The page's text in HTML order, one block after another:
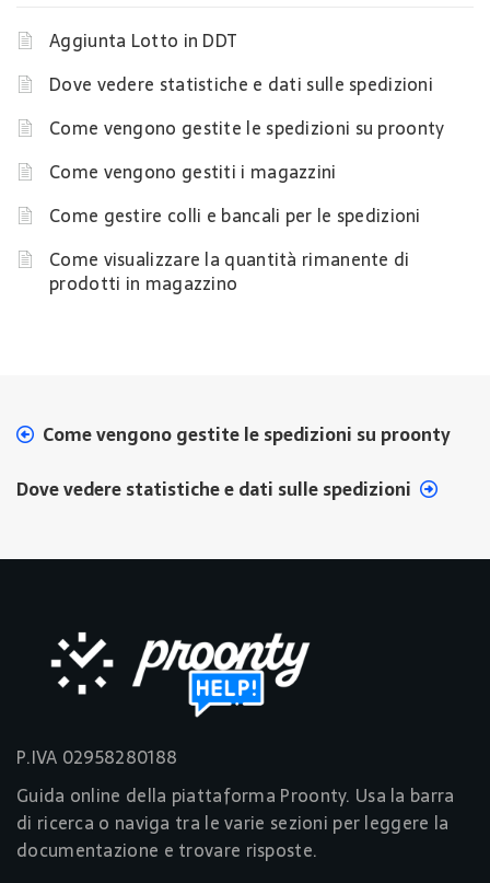
Aggiunta Lotto in DDT
Dove vedere statistiche e dati sulle spedizioni
Come vengono gestite le spedizioni su proonty
Come vengono gestiti i magazzini
Come gestire colli e bancali per le spedizioni
Come visualizzare la quantità rimanente di
prodotti in magazzino
Come vengono gestite le spedizioni su proonty
Dove vedere statistiche e dati sulle spedizioni
P.IVA 02958280188
Guida online della piattaforma Proonty. Usa la barra
di ricerca o naviga tra le varie sezioni per leggere la
documentazione e trovare risposte.